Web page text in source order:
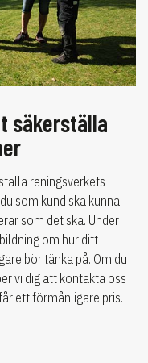
säkerställa
reningsverkets
som kund ska kunna
som det ska. Under
om hur ditt
bör tänka på. Om du
vi dig att kontakta oss
ett förmånligare pris.